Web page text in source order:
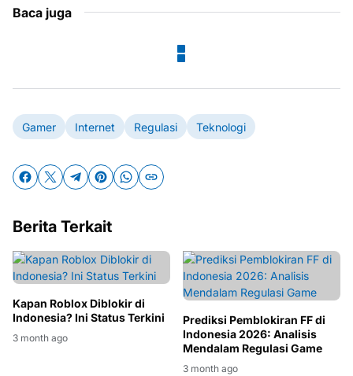
Baca juga
Gamer Internet Regulasi Teknologi
Berita Terkait
Kapan Roblox Diblokir di
Indonesia? Ini Status Terkini
3 month ago
Prediksi Pemblokiran FF di
Indonesia 2026: Analisis
Mendalam Regulasi Game
3 month ago